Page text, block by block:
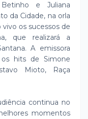
e Juliana
da Cidade, na orla
os sucessos de
que realizará a
A emissora
hits de Simone
Mioto, Raça
continua no
momentos